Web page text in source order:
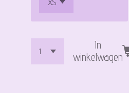
In
winkelwagen